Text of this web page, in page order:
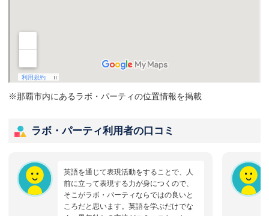
※那覇市内にあるラボ・パーティの位置情報を掲載
ラボ・パーティ利用者の口コミ
英語を通じて表現活動をすることで、人
前に立って表現する力が身につくので、
そこがラボ・パーティならではの良いと
ころだと思います。英語を学ぶだけでな